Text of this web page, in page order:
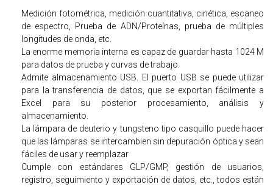
Medición fotométrica, medición cuantitativa, cinética, escaneo
de espectro, Prueba de ADN/Proteínas, prueba de múltiples
longitudes de onda, etc.
La enorme memoria interna es capaz de guardar hasta 1024 M
para datos de prueba y curvas de trabajo.
Admite almacenamiento USB. El puerto USB se puede utilizar
para la transferencia de datos, que se exportan fácilmente a
Excel para su posterior procesamiento, análisis y
almacenamiento.
La lámpara de deuterio y tungsteno tipo casquillo puede hacer
que las lámparas se intercambien sin depuración óptica y sean
fáciles de usar y reemplazar
Cumple con estándares GLP/GMP, gestión de usuarios,
registro, seguimiento y exportación de datos, etc., todos están